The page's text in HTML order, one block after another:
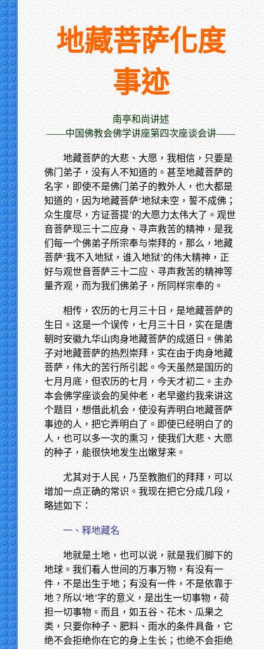
地藏菩萨化度
事迹
南亭和尚讲述
——中国佛教会佛学讲座第四次座谈会讲——
地藏菩萨的大悲、大愿，我相信，只要是
佛门弟子，没有人不知道的。甚至地藏菩萨的
名字，即使不是佛门弟子的教外人，也大都是
知道的，因为地藏菩萨‘地狱未空，誓不成佛；
众生度尽，方证菩提’的大愿力太伟大了。观世
音菩萨现三十二应身、寻声救苦的精神，是我
们每一个佛弟子所宗奉与崇拜的，那么，地藏
菩萨‘我不入地狱，谁入地狱’的伟大精神，正
好与观世音菩萨三十二应、寻声救苦的精神等
量齐观，而为我们佛弟子，所同样宗奉的。
相传，农历的七月三十日，是地藏菩萨的
生日。这是一个误传，七月三十日，实在是唐
朝时安徽九华山肉身地藏菩萨的成道日。佛弟
子对地藏菩萨的热烈崇拜，实在由于肉身地藏
菩萨，伟大的苦行所引起。今天虽然是国历的
七月月底，但农历的七月，今天才初二。主办
本会佛学座谈会的吴仲老，老早邀约我来讲这
个题目，想借此机会，使没有弄明白地藏菩萨
事迹的人，把它弄明白了。即使已经明白了的
人，也可以多一次的熏习，使我们大悲、大愿
的种子，能很快地发生出嫩芽来。
尤其对于人民，乃至教胞们的拜拜，可以
增加一点正确的常识。我现在把它分成几段，
略述如下：
一、释地藏名
地就是土地，也可以说，就是我们脚下的
地球。我们看人世间的万事万物，有没有一
件，不是出生于地；有没有一件，不是依靠于
地？所以‘地’字的意义，是出生一切事物，荷
担一切事物。而且，如五谷、花木、瓜果之
类，只要你种子、肥料、雨水的条件具备，它
绝不会拒绝你在它的身上生长；也绝不会拒绝